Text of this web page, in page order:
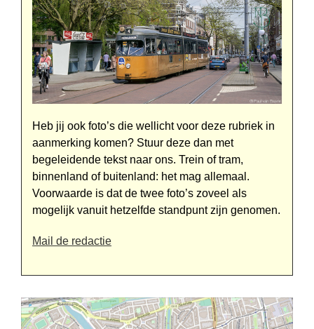
Heb jij ook foto’s die wellicht voor deze rubriek in
aanmerking komen? Stuur deze dan met
begeleidende tekst naar ons. Trein of tram,
binnen­land of buitenland: het mag alle­maal.
Voorwaarde is dat de twee foto’s zoveel als
mogelijk vanuit het­zelfde standpunt zijn genomen.
Mail de redactie